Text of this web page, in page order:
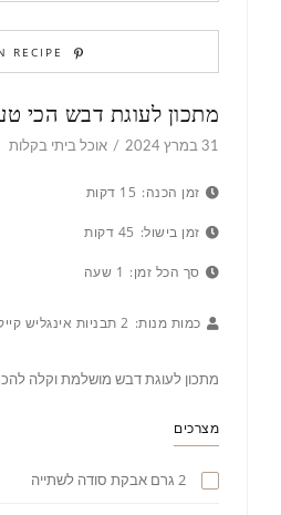
RECIPE
מתכון לעוגת דבש הכי
31 במרץ 2024 אוכל ביתי בקלות
זמן הכנה: 15 דקות
זמן בישול: 45 דקות
סך הכל זמן: 1 שעה
כמות מנות: 2 תבניות אינגליש קייק
מתכון לעוגת דבש מושלמת וקלה
מצרכים
2 גרם אבקת סודה לשתייה